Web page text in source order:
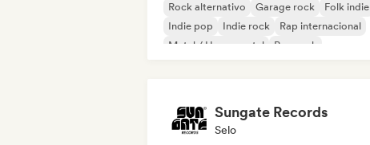
Rock alternativo Garage rock
Folk indie
Indie pop
Indie rock
Rap internacional
Metal / Heavy metal
Pop rock
Sungate Records
Selo